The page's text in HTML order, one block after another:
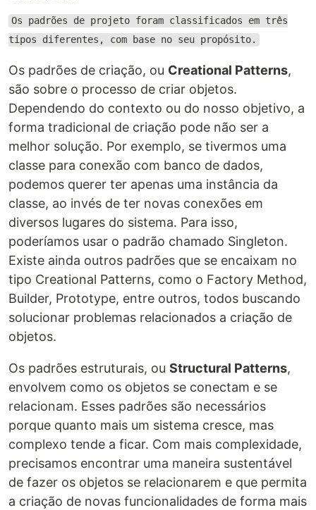
Os padrões de projeto foram classificados em três
tipos diferentes, com base no seu propósito.
Os padrões de criação, ou Creational Patterns,
são sobre o processo de criar objetos.
Dependendo do contexto ou do nosso objetivo, a
forma tradicional de criação pode não ser a
melhor solução. Por exemplo, se tivermos uma
classe para conexão com banco de dados,
podemos querer ter apenas uma instância da
classe, ao invés de ter novas conexões em
diversos lugares do sistema. Para isso,
poderíamos usar o padrão chamado Singleton.
Existe ainda outros padrões que se encaixam no
tipo Creational Patterns, como o Factory Method,
Builder, Prototype, entre outros, todos buscando
solucionar problemas relacionados a criação de
objetos.
Os padrões estruturais, ou Structural Patterns,
envolvem como os objetos se conectam e se
relacionam. Esses padrões são necessários
porque quanto mais um sistema cresce, mas
complexo tende a ficar. Com mais complexidade,
precisamos encontrar uma maneira sustentável
de fazer os objetos se relacionarem e que permita
a criação de novas funcionalidades de forma mais